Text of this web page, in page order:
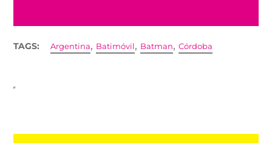
TAGS: Argentina, Batimóvil, Batman,Córdoba